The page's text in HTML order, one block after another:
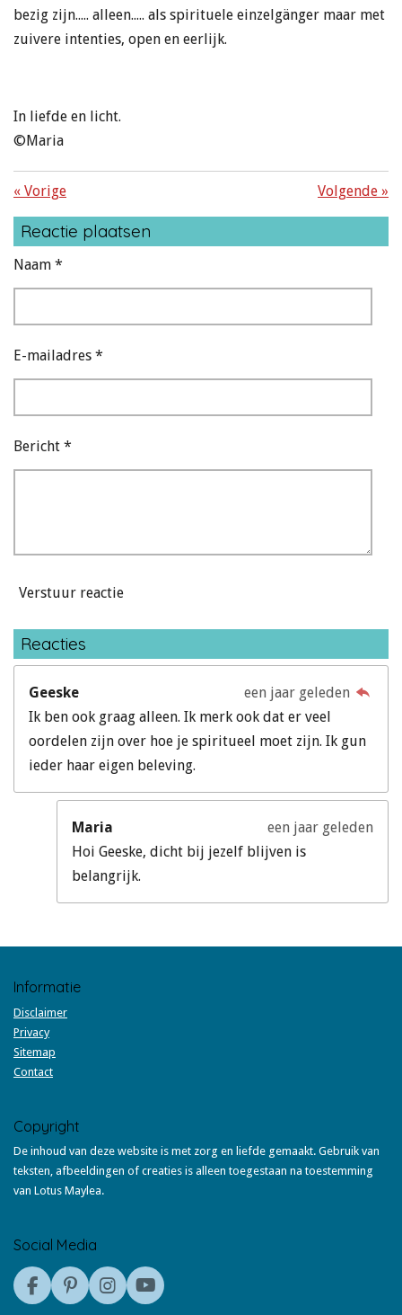
bezig zijn..... alleen..... als spirituele einzelgänger maar met
zuivere intenties, open en eerlijk.
In liefde en licht.
©Maria
« Vorige Volgende »
Reactie plaatsen
Naam *
E-mailadres *
Bericht *
Verstuur reactie
Reacties
Geeske
een jaar geleden
Ik ben ook graag alleen. Ik merk ook dat er veel
oordelen zijn over hoe je spiritueel moet zijn. Ik gun
ieder haar eigen beleving.
Maria
een jaar geleden
Hoi Geeske, dicht bij jezelf blijven is
belangrijk.
Informatie
Disclaimer
Privacy
Sitemap
Contact
Copyright
De inhoud van deze website is met zorg en liefde gemaakt. Gebruik van
teksten, afbeeldingen of creaties is alleen toegestaan na toestemming
van Lotus Maylea.
Social Media
F
a
P
i
I
n
Y
o